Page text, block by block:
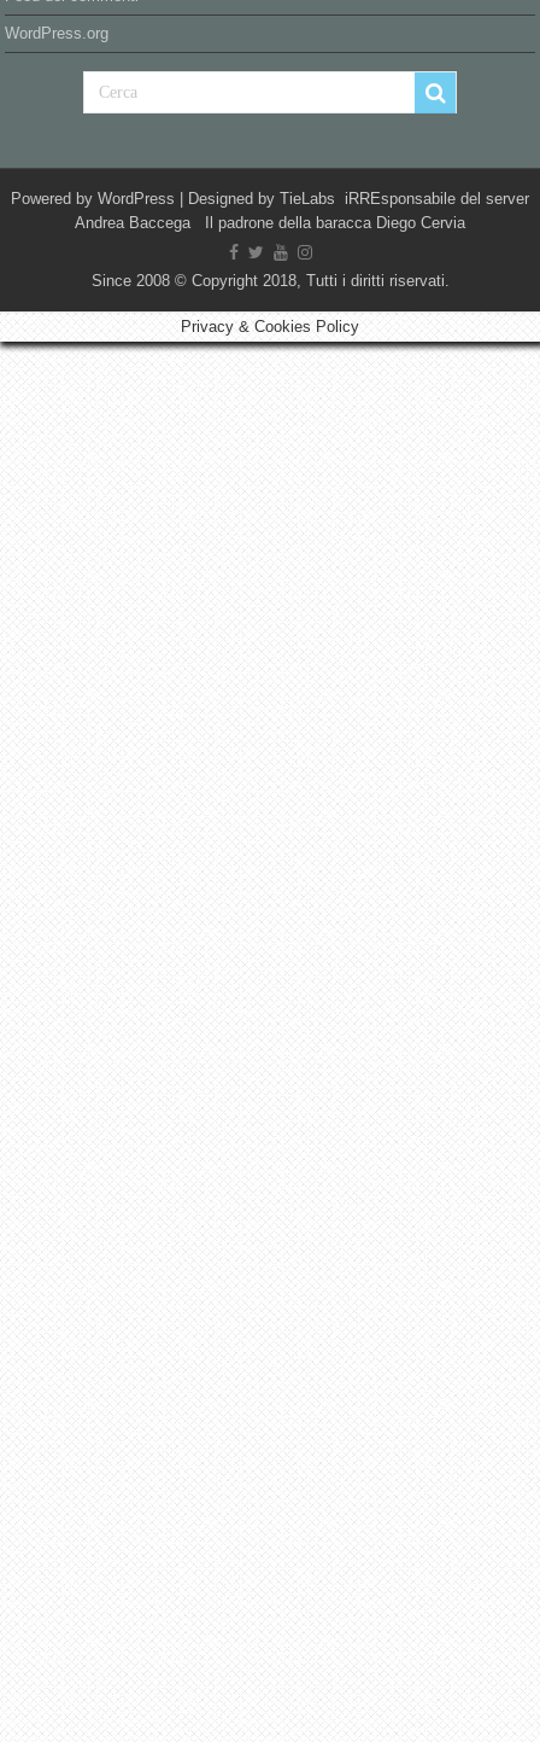
WordPress.org
Powered by WordPress | Designed by TieLabs iRREsponsabile del server
Andrea Baccega Il padrone della baracca Diego Cervia
Since 2008 © Copyright 2018, Tutti i diritti riservati.
Privacy & Cookies Policy